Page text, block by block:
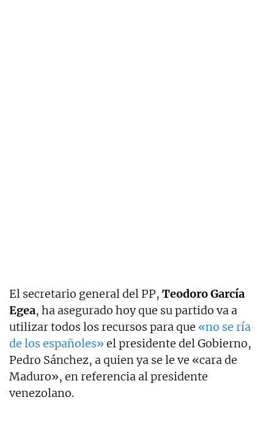
El secretario general del PP, Teodoro García
Egea, ha asegurado hoy que su partido va a
utilizar todos los recursos para que «no se ría
de los españoles» el presidente del Gobierno,
Pedro Sánchez, a quien ya se le ve «cara de
Maduro», en referencia al presidente
venezolano.